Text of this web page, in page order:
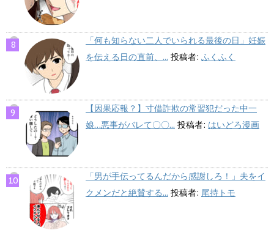
「何も知らない二人でいられる最後の日」妊娠
を伝える日の直前、... 投稿者: ふくふく
【因果応報？】寸借詐欺の常習犯だった中一
娘…悪事がバレて〇〇... 投稿者: はいどろ漫画
「男が手伝ってるんだから感謝しろ！」夫をイ
クメンだと絶賛する... 投稿者: 尾持トモ